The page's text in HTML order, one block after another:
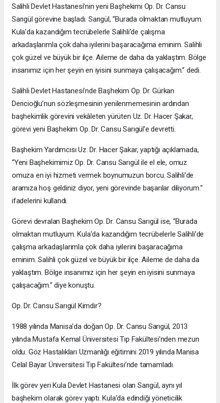
Salihli Devlet Hastanesi’nin yeni Başhekimi Op. Dr. Cansu
Sarıgül görevine başladı. Sarıgül, “Burada olmaktan mutluyum.
Kula’da kazandığım tecrübelerle Salihli’de çalışma
arkadaşlarımla çok daha iyilerini başaracağıma eminim. Salihli
çok güzel ve büyük bir ilçe. Aileme de daha da yaklaştım. Bölge
insanımız için her şeyin en iyisini sunmaya çalışacağım.” dedi.
Salihli Devlet Hastanesi’nde Başhekim Op. Dr. Gürkan
Dericioğlu’nun sözleşmesinin yenilenmemesinin ardından
başhekimlik görevini vekâleten yürüten Uz. Dr. Hacer Şakar,
görevi yeni Başhekim Op. Dr. Cansu Sarıgül’e devretti.
Başhekim Yardımcısı Uz. Dr. Hacer Şakar, yaptığı açıklamada,
“Yeni Başhekimimiz Op. Dr. Cansu Sarıgül ile el ele, omuz
omuza en iyi hizmeti vermek boynumuzun borcu. Salihli’de
aramıza hoş geldiniz diyor, yeni görevinde başarılar diliyorum.”
ifadelerini kullandı.
Görevi devralan Başhekim Op. Dr. Cansu Sarıgül ise, “Burada
olmaktan mutluyum. Kula’da kazandığım tecrübelerle Salihli’de
çalışma arkadaşlarımla çok daha iyilerini başaracağıma
eminim. Salihli çok güzel ve büyük bir ilçe. Aileme de daha da
yaklaştım. Bölge insanımız için her şeyin en iyisini sunmaya
çalışacağım.” diye konuştu.
Op. Dr. Cansu Sarıgül Kimdir?
1988 yılında Manisa’da doğan Op. Dr. Cansu Sarıgül, 2013
yılında Mustafa Kemal Üniversitesi Tıp Fakültesi’nden mezun
oldu. Göz Hastalıkları Uzmanlığı eğitimini 2019 yılında Manisa
Celal Bayar Üniversitesi Tıp Fakültesi’nde tamamladı.
İlk görev yeri Kula Devlet Hastanesi olan Sarıgül, aynı yıl
başhekim olarak görev yaptı. Kula’da edindiği yöneticilik